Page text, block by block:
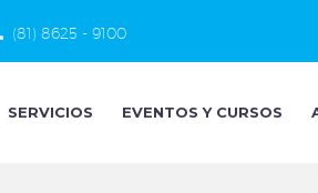
(81) 8625 - 9100
SERVICIOS EVENTOS Y CURSOS